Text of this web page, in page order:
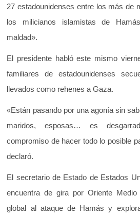
27 estadounidenses entre los más de
los milicianos islamistas de
maldad».
El presidente habló este mismo
familiares de estadounidenses
llevados como rehenes a Gaza.
«Están pasando por una agonía sin
maridos, esposas… es
compromiso de hacer todo lo posible
declaró.
El secretario de Estado de Estados
encuentra de gira por Oriente
global al ataque de Hamás y